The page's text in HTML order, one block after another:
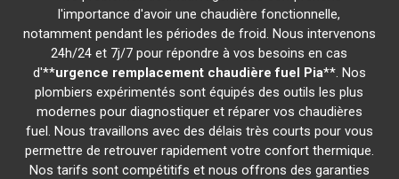
l'importance d'avoir une chaudière fonctionnelle,
notamment pendant les périodes de froid. Nous intervenons
24h/24 et 7j/7 pour répondre à vos besoins en cas
d'**urgence remplacement chaudière fuel Pia**. Nos
plombiers expérimentés sont équipés des outils les plus
modernes pour diagnostiquer et réparer vos chaudières
fuel. Nous travaillons avec des délais très courts pour vous
permettre de retrouver rapidement votre confort thermique.
Nos tarifs sont compétitifs et nous offrons des garanties